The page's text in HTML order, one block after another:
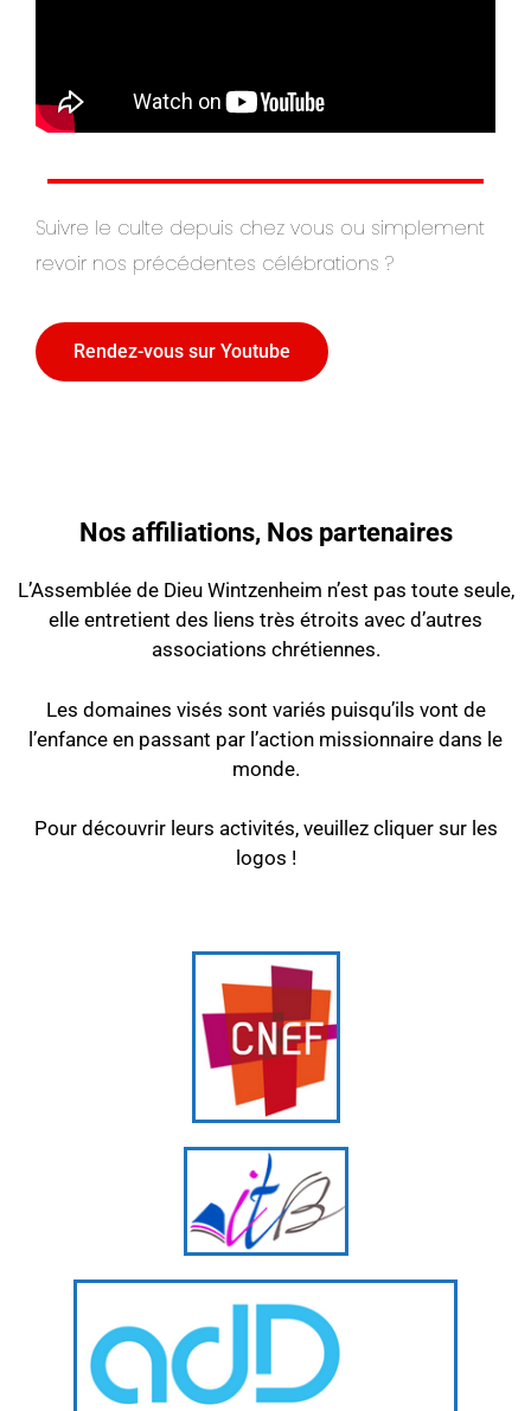
Suivre le culte depuis chez vous ou simplement
revoir nos précédentes célébrations ?
Rendez-vous sur Youtube
Nos affiliations, Nos partenaires
L’Assemblée de Dieu Wintzenheim n’est pas toute seule,
elle entretient des liens très étroits avec d’autres
associations chrétiennes.
Les domaines visés sont variés puisqu’ils vont de
l’enfance en passant par l’action missionnaire dans le
monde.
Pour découvrir leurs activités, veuillez cliquer sur les
logos !